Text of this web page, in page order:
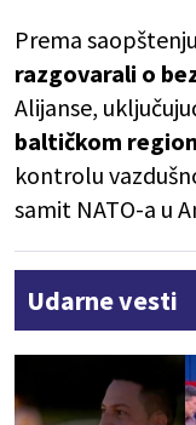
Prema
razgovarali o
Alijanse,
baltičkom
kontrolu
samit NATO-a u
Udarne vesti